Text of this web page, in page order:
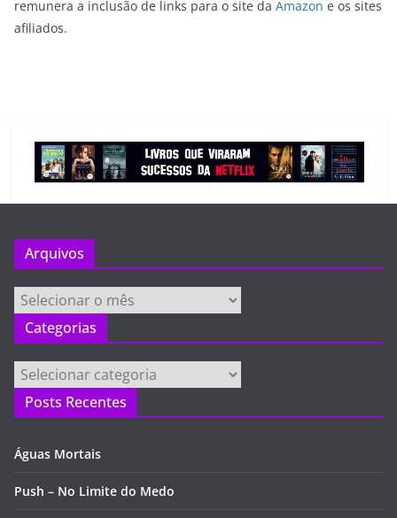
remunera a inclusão de links para o site da Amazon e os sites
afiliados.
Arquivos
Arquivos
Categorias
Categorias
Posts Recentes
Águas Mortais
Push – No Limite do Medo